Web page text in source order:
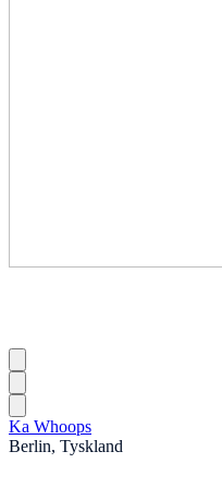
Ka Whoops
Berlin, Tyskland